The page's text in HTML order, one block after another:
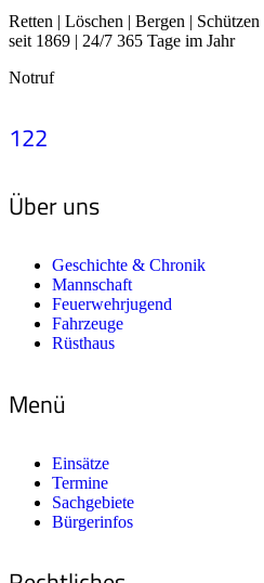
Retten | Löschen | Bergen | Schützen
seit 1869 | 24/7 365 Tage im Jahr
Notruf
122
Über uns
Geschichte & Chronik
Mannschaft
Feuerwehrjugend
Fahrzeuge
Rüsthaus
Menü
Einsätze
Termine
Sachgebiete
Bürgerinfos